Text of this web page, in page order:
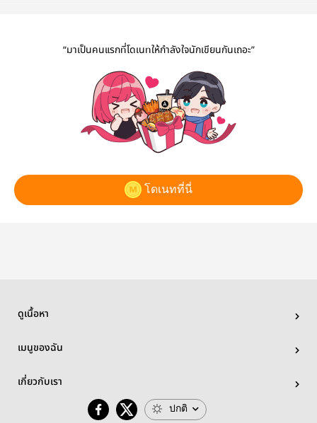
“มาเป็นคนแรกที่โดเนทให้กำลังใจนักเขียนกันเถอะ”
โดเนทที่นี่
ดูเนื้อหา
เมนูของฉัน
เกี่ยวกับเรา
ปกติ